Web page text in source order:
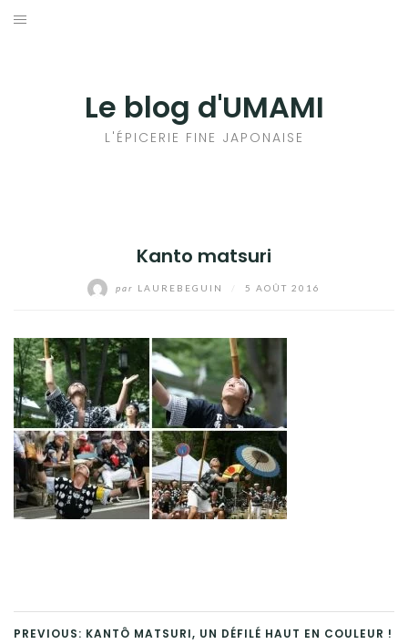
Aller
Le blog d'UMAMI
L'ÉPICERIE FINE JAPONAISE
Kanto matsuri
par LAUREBEGUIN 5 AOÛT 2016
PREVIOUS: KANTÔ MATSURI, UN DÉFILÉ HAUT EN COULEUR !